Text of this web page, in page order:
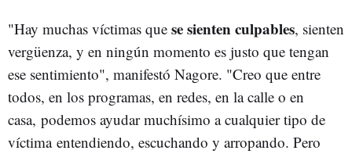
"Hay muchas víctimas que se sienten culpables, sienten
vergüenza, y en ningún momento es justo que tengan
ese sentimiento", manifestó Nagore. "Creo que entre
todos, en los programas, en redes, en la calle o en
casa, podemos ayudar muchísimo a cualquier tipo de
víctima entendiendo, escuchando y arropando. Pero